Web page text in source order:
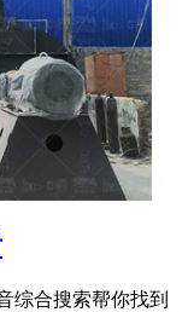
综合搜索帮你找到